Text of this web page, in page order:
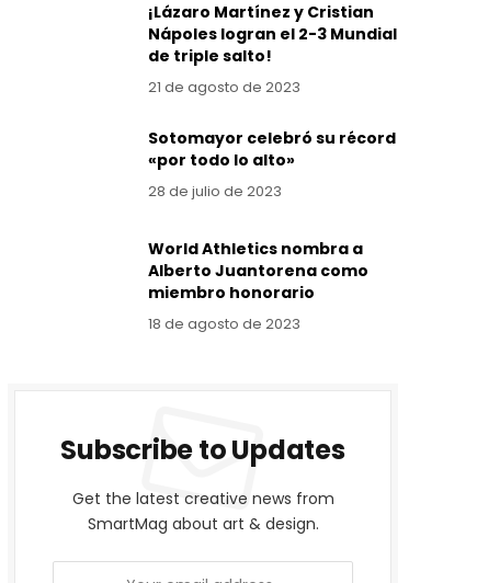
¡Lázaro Martínez y Cristian
Nápoles logran el 2-3 Mundial
de triple salto!
21 de agosto de 2023
Sotomayor celebró su récord
«por todo lo alto»
28 de julio de 2023
World Athletics nombra a
Alberto Juantorena como
miembro honorario
18 de agosto de 2023
Subscribe to Updates
Get the latest creative news from
SmartMag about art & design.